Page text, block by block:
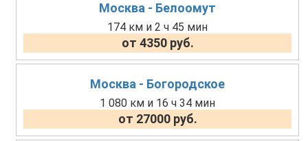
Москва - Белоомут
174 км и 2 ч 45 мин
от 4350 руб.
Москва - Богородское
1 080 км и 16 ч 34 мин
от 27000 руб.